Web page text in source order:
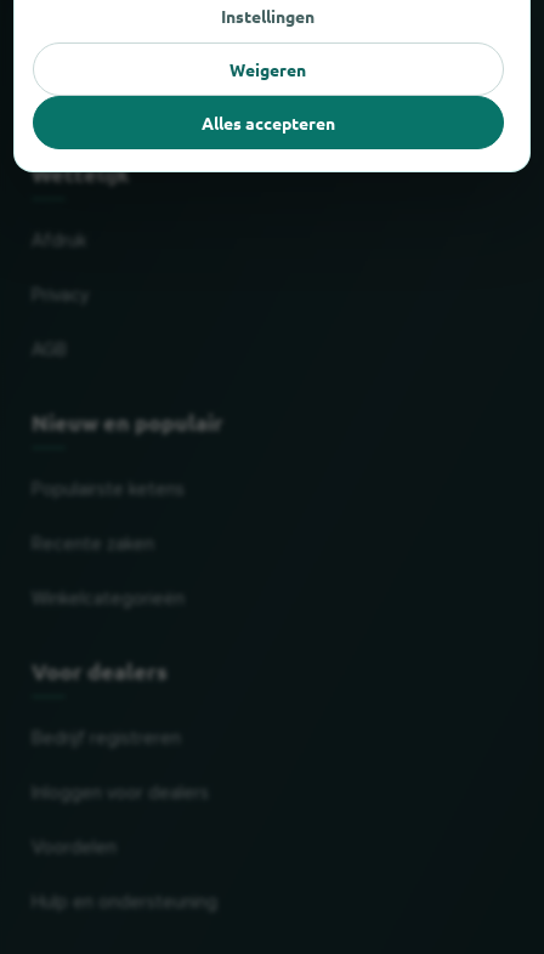
Feiten en cijfers
Partner
Wettelijk
Nieuw en populair
Populairste ketens
Voor dealers
Instellingen
Weigeren
Alles accepteren